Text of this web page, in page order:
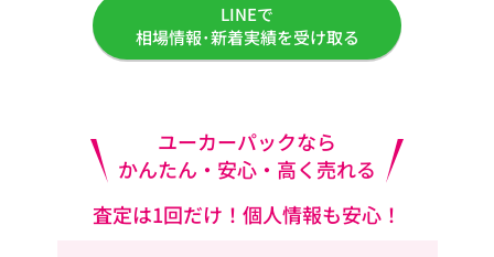
LINEで
相場情報･新着実績を受け取る
ユーカーパックなら
かんたん・安心・高く売れる
査定は1回だけ！個人情報も安心！